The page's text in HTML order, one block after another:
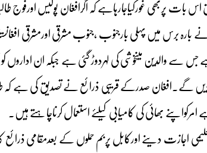
بات پربھی غورکیاجارہاہے کہ اگرافغان پولیس اورفوج
بارہ برس میں پہلی بارجنوب ،جنوب مشرقی اورمشرقی
والدین میںخوشی کی لہردوڑ گئی ہے جبکہ ان اداروں
گے۔افغان صدرکے قریبی ذرائع نے تصدیق کی ہے
بھائی کی کامیابی کیلئے استعمال کرناچاہتے ہیں۔
اجازت دینے اورکابل پربم حملوں کے بعدمقامی